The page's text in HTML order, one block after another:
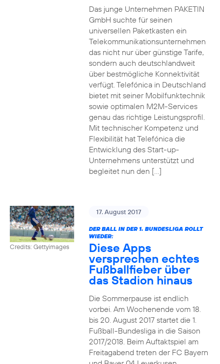
Das junge Unternehmen PAKETIN
GmbH suchte für seinen
universellen Paketkasten ein
Telekommunikationsunternehmen
das nicht nur über günstige Tarife,
sondern auch deutschlandweit
über bestmögliche Konnektivität
verfügt. Telefónica in Deutschland
bietet mit seiner Mobilfunktechnik
sowie optimalen M2M-Services
genau das richtige Leistungsprofil.
Mit technischer Kompetenz und
Flexibilität hat Telefónica die
Entwicklung des Start-up-
Unternehmens unterstützt und
begleitet nun den […]
Credits: Gettyimages
17. August 2017
DER BALL IN DER 1. BUNDESLIGA ROLLT
WIEDER:
Diese Apps
versprechen echtes
Fußballfieber über
das Stadion hinaus
Die Sommerpause ist endlich
vorbei. Am Wochenende vom 18.
bis 20. August 2017 startet die 1.
Fußball-Bundesliga in die Saison
2017/2018. Beim Auftaktspiel am
Freitagabend treten der FC Bayern